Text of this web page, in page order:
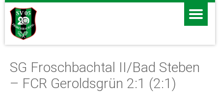
SG Froschbachtal II/Bad Steben
– FCR Geroldsgrün 2:1 (2:1)